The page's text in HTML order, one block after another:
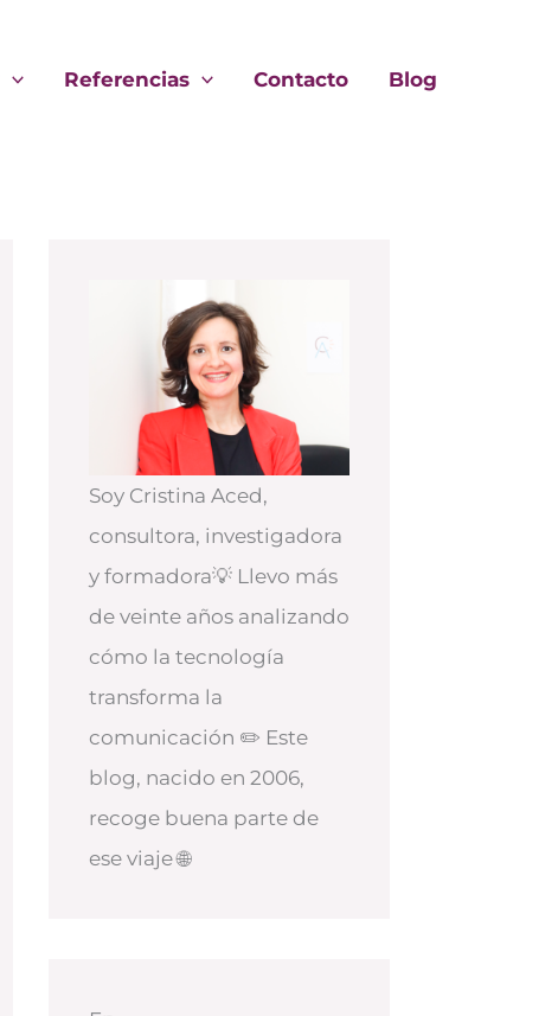
Referencias Contacto Blog
Soy Cristina Aced,
consultora, investigadora
y formadora💡 Llevo más
de veinte años analizando
cómo la tecnología
transforma la
comunicación ✏️ Este
blog, nacido en 2006,
recoge buena parte de
ese viaje 🌐